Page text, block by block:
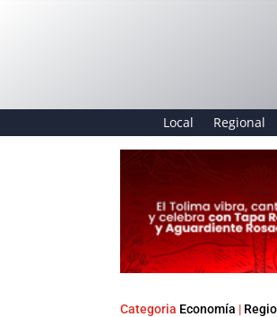
Local Regional
Categoria Economía |